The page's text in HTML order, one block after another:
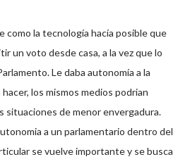
como la tecnología hacía posible que
un voto desde casa, a la vez que lo
Le daba autonomía a la
los mismos medios podrian
situaciones de menor envergadura.
a un parlamentario dentro del
se vuelve importante y se busca